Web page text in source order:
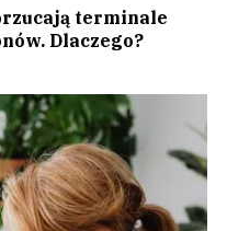
terminale
Dlaczego?